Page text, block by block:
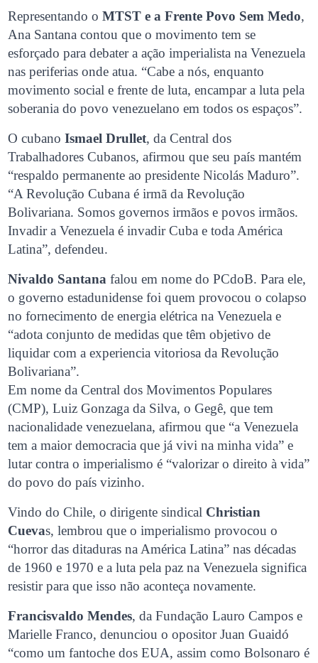
Representando oMTST e a Frente Povo Sem Medo,
Ana Santana contou que o movimento tem se
esforçado para debater a ação imperialista na Venezuela
nas periferias onde atua. “Cabe a nós, enquanto
movimento social e frente de luta, encampar a luta pela
soberania do povo venezuelano em todos os espaços”.
O cubanoIsmael Drullet, da Central dos
Trabalhadores Cubanos, afirmou que seu país mantém
“respaldo permanente ao presidente Nicolás Maduro”.
“A Revolução Cubana é irmã da Revolução
Bolivariana. Somos governos irmãos e povos irmãos.
Invadir a Venezuela é invadir Cuba e toda América
Latina”, defendeu.
Nivaldo Santana falou em nome do PCdoB. Para ele,
o governo estadunidense foi quem provocou o colapso
no fornecimento de energia elétrica na Venezuela e
“adota conjunto de medidas que têm objetivo de
liquidar com a experiencia vitoriosa da Revolução
Bolivariana”.
Em nome da Central dos Movimentos Populares
(CMP), Luiz Gonzaga da Silva, o Gegê, que tem
nacionalidade venezuelana, afirmou que “a Venezuela
tem a maior democracia que já vivi na minha vida” e
lutar contra o imperialismo é “valorizar o direito à vida”
do povo do país vizinho.
Vindo do Chile, o dirigente sindical Christian
Cuevas, lembrou que o imperialismo provocou o
“horror das ditaduras na América Latina” nas décadas
de 1960 e 1970 e a luta pela paz na Venezuela significa
resistir para que isso não aconteça novamente.
Francisvaldo Mendes, da Fundação Lauro Campos e
Marielle Franco, denunciou o opositor Juan Guaidó
“como um fantoche dos EUA, assim como Bolsonaro é